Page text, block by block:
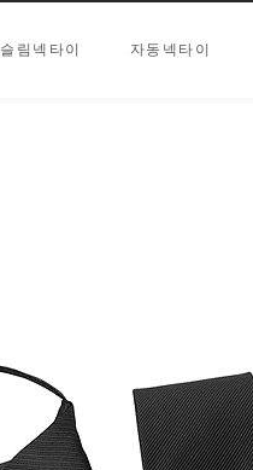
슬림넥타이 자동넥타이